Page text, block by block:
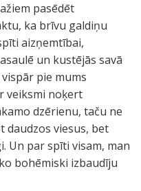
pasēdēt
ka brīvu galdiņu
aizņemtībai,
un kustējās savā
pie mums
veiksmi noķert
dzērienu, taču ne
daudzos viesus, bet
Un par spīti visam, man
bohēmiski izbaudīju